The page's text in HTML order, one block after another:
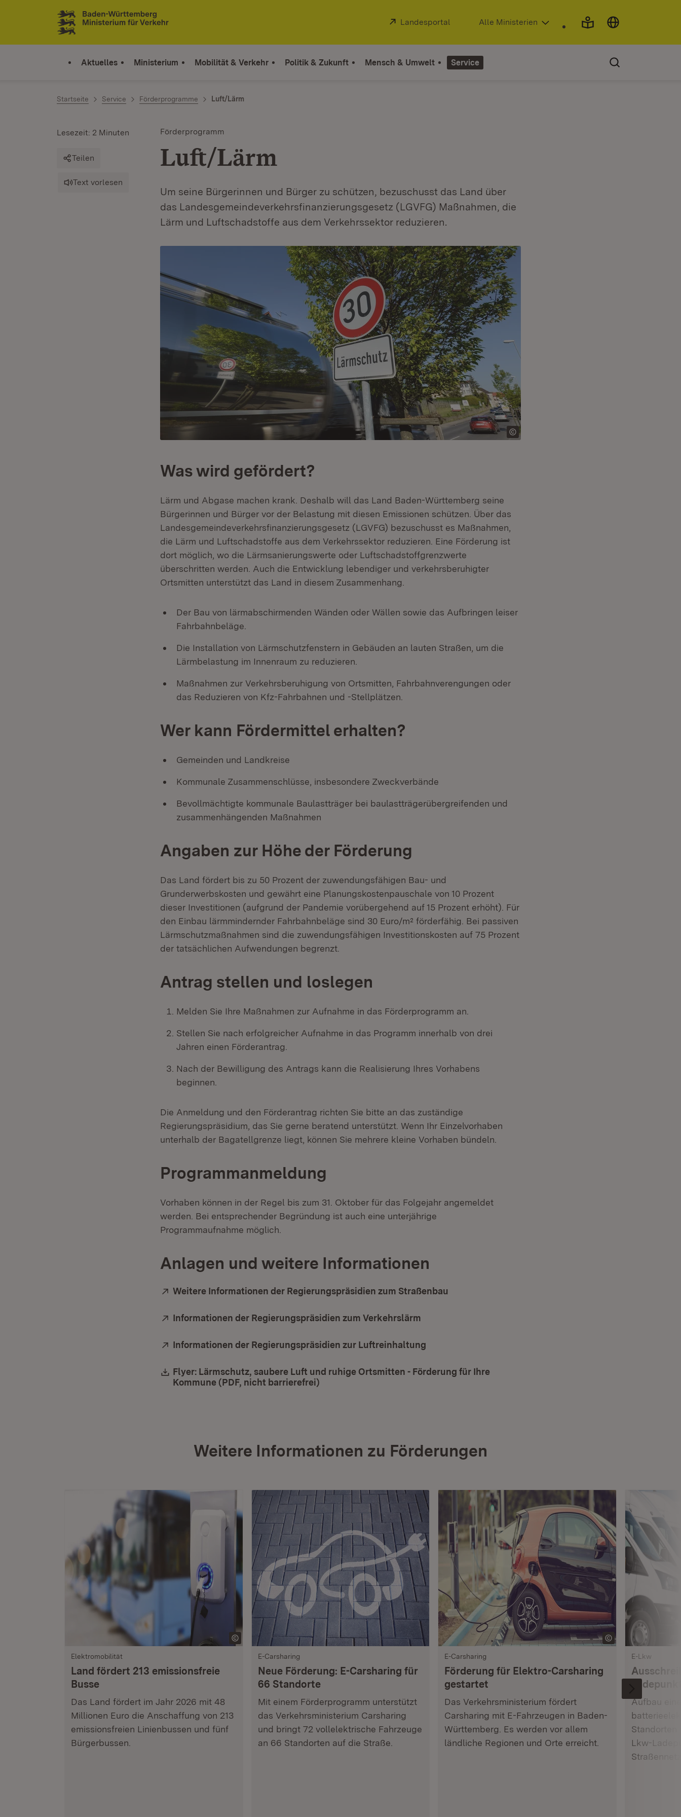
Zum Inhalt springen
Link zur Startseite
Extern:
Landesportal (Öffnet in neuem Fenster)
Alle Ministerien
Aktuelles Ministerium Mobilität & Verkehr Politik & Zukunft Mensch & Umwelt Service
Startseite Service Förderprogramme Luft/Lärm
Förderprogramm
Luft/Lärm
Um seine Bürgerinnen und Bürger zu schützen, bezuschusst das Land über
das Landesgemeindeverkehrsfinanzierungsgesetz (LGVFG) Maßnahmen, die
Lärm und Luftschadstoffe aus dem Verkehrssektor reduzieren.
Lesezeit: 2 Minuten
Teilen
Text vorlesen
Was wird gefördert?
Lärm und Abgase machen krank. Deshalb will das Land Baden-Württemberg seine
Bürgerinnen und Bürger vor der Belastung mit diesen Emissionen schützen. Über das
Landesgemeindeverkehrsfinanzierungsgesetz (LGVFG) bezuschusst es Maßnahmen,
die Lärm und Luftschadstoffe aus dem Verkehrssektor reduzieren. Eine Förderung ist
dort möglich, wo die Lärmsanierungswerte oder Luftschadstoffgrenzwerte
überschritten werden. Auch die Entwicklung lebendiger und verkehrsberuhigter
Ortsmitten unterstützt das Land in diesem Zusammenhang.
Der Bau von lärmabschirmenden Wänden oder Wällen sowie das Aufbringen leiser
Fahrbahnbeläge.
Die Installation von Lärmschutzfenstern in Gebäuden an lauten Straßen, um die
Lärmbelastung im Innenraum zu reduzieren.
Maßnahmen zur Verkehrsberuhigung von Ortsmitten, Fahrbahnverengungen oder
das Reduzieren von Kfz-Fahrbahnen und -Stellplätzen.
Wer kann Fördermittel erhalten?
Gemeinden und Landkreise
Kommunale Zusammenschlüsse, insbesondere Zweckverbände
Bevollmächtigte kommunale Baulastträger bei baulastträgerübergreifenden und
zusammenhängenden Maßnahmen
Angaben zur Höhe der Förderung
Das Land fördert bis zu 50 Prozent der zuwendungsfähigen Bau- und
Grunderwerbskosten und gewährt eine Planungskostenpauschale von 10 Prozent
dieser Investitionen (aufgrund der Pandemie vorübergehend auf 15 Prozent erhöht). Für
den Einbau lärmmindernder Fahrbahnbeläge sind 30 Euro/m² förderfähig. Bei passiven
Lärmschutzmaßnahmen sind die zuwendungsfähigen Investitionskosten auf 75 Prozent
der tatsächlichen Aufwendungen begrenzt.
Antrag stellen und loslegen
Melden Sie Ihre Maßnahmen zur Aufnahme in das Förderprogramm an.
Stellen Sie nach erfolgreicher Aufnahme in das Programm innerhalb von drei
Jahren einen Förderantrag.
Nach der Bewilligung des Antrags kann die Realisierung Ihres Vorhabens
beginnen.
Die Anmeldung und den Förderantrag richten Sie bitte an das zuständige
Regierungspräsidium, das Sie gerne beratend unterstützt. Wenn Ihr Einzelvorhaben
unterhalb der Bagatellgrenze liegt, können Sie mehrere kleine Vorhaben bündeln.
Programmanmeldung
Vorhaben können in der Regel bis zum 31. Oktober für das Folgejahr angemeldet
werden. Bei entsprechender Begründung ist auch eine unterjährige
Programmaufnahme möglich.
Anlagen und weitere Informationen
Extern:
Weitere Informationen der Regierungspräsidien zum Straßenbau
Extern:
Informationen der Regierungspräsidien zum Verkehrslärm
Extern:
Informationen der Regierungspräsidien zur Luftreinhaltung
Download:
Flyer: Lärmschutz, saubere Luft und ruhige Ortsmitten - Förderung für Ihre
Kommune (PDF, nicht barrierefrei)
Weitere Informationen zu Förderungen
Elektromobilität
Land fördert 213 emissionsfreie
Busse
Das Land fördert im Jahr 2026 mit 48
Millionen Euro die Anschaffung von 213
emissionsfreien Linienbussen und fünf
Bürgerbussen.
E-Carsharing
Neue Förderung: E-Carsharing für
66 Standorte
Mit einem Förderprogramm unterstützt
das Verkehrsministerium Carsharing
und bringt 72 vollelektrische Fahrzeuge
an 66 Standorten auf die Straße.
E-Carsharing
Förderung für Elektro-Carsharing
gestartet
Das Verkehrsministerium fördert
Carsharing mit E-Fahrzeugen in Baden-
Württemberg. Es werden vor allem
ländliche Regionen und Orte erreicht.
E-Lkw
Aufbau
Standorten
Lkw-